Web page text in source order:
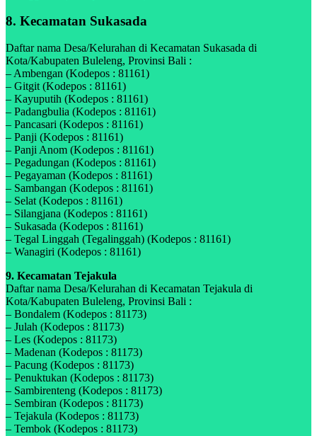
8. Kecamatan Sukasada
Daftar nama Desa/Kelurahan di Kecamatan Sukasada di
Kota/Kabupaten Buleleng, Provinsi Bali :
– Ambengan (Kodepos : 81161)
– Gitgit (Kodepos : 81161)
– Kayuputih (Kodepos : 81161)
– Padangbulia (Kodepos : 81161)
– Pancasari (Kodepos : 81161)
– Panji (Kodepos : 81161)
– Panji Anom (Kodepos : 81161)
– Pegadungan (Kodepos : 81161)
– Pegayaman (Kodepos : 81161)
– Sambangan (Kodepos : 81161)
– Selat (Kodepos : 81161)
– Silangjana (Kodepos : 81161)
– Sukasada (Kodepos : 81161)
– Tegal Linggah (Tegalinggah) (Kodepos : 81161)
– Wanagiri (Kodepos : 81161)
9. Kecamatan Tejakula
Daftar nama Desa/Kelurahan di Kecamatan Tejakula di
Kota/Kabupaten Buleleng, Provinsi Bali :
– Bondalem (Kodepos : 81173)
– Julah (Kodepos : 81173)
– Les (Kodepos : 81173)
– Madenan (Kodepos : 81173)
– Pacung (Kodepos : 81173)
– Penuktukan (Kodepos : 81173)
– Sambirenteng (Kodepos : 81173)
– Sembiran (Kodepos : 81173)
– Tejakula (Kodepos : 81173)
– Tembok (Kodepos : 81173)